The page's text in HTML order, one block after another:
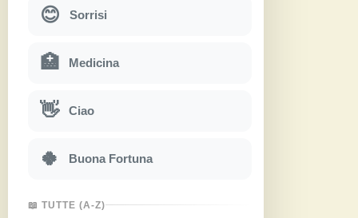
😊 Sorrisi
🏥 Medicina
👋 Ciao
🍀 Buona Fortuna
📖 TUTTE (A-Z)